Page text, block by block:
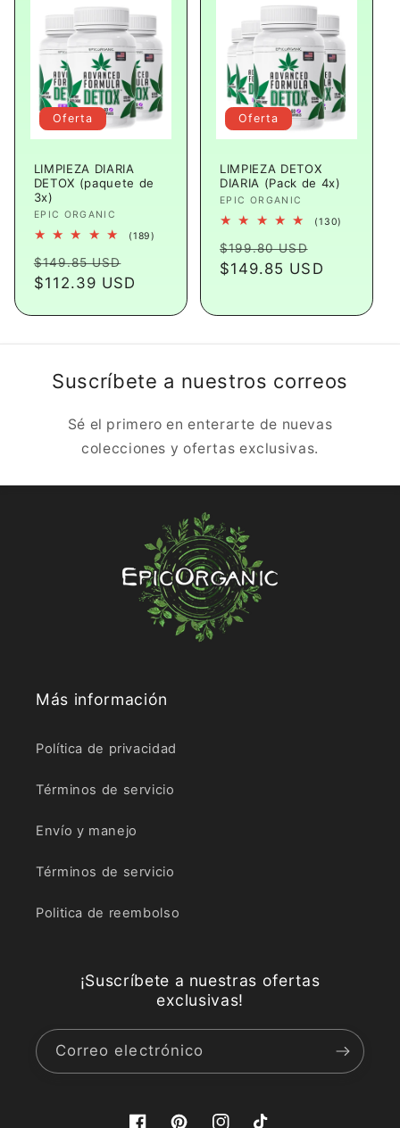
Oferta
LIMPIEZA DIARIA
DETOX (paquete de
3x)
Proveedor:
EPIC ORGANIC
(189)
Precio
habitual
$149.85 USD
de
$112.39 USD
Oferta
LIMPIEZA DETOX
DIARIA (Pack de 4x)
Proveedor:
EPIC ORGANIC
(130)
Precio
habitual
$199.80 USD
de
$149.85 USD
Suscríbete a nuestros correos
Sé el primero en enterarte de nuevas
colecciones y ofertas exclusivas.
Más información
Política de privacidad
Términos de servicio
Envío y manejo
Términos de servicio
Politica de reembolso
¡Suscríbete a nuestras ofertas
exclusivas!
Correo electrónico